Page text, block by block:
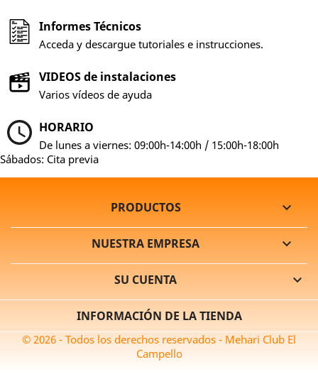
Informes Técnicos
Acceda y descargue tutoriales e instrucciones.
VIDEOS de instalaciones
Varios vídeos de ayuda
HORARIO
De lunes a viernes: 09:00h-14:00h / 15:00h-18:00h
Sábados: Cita previa
PRODUCTOS 
NUESTRA EMPRESA 
SU CUENTA 
INFORMACIÓN DE LA TIENDA
© 2026 - Todos los derechos reservados - Mehari Club El
Campello